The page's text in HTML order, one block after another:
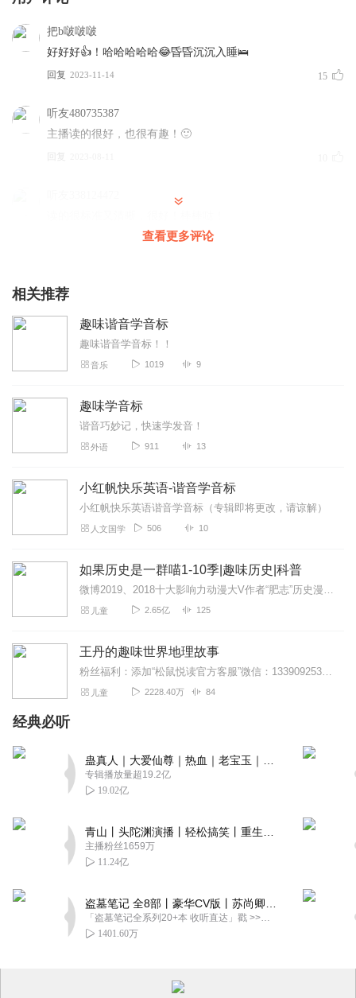
把b啵啵啵
好好好👍！哈哈哈哈哈😂昏昏沉沉入睡🛌
回复 2023-11-14 15
听友480735387
主播读的很好，也很有趣！🙂
回复
泼水歌手术后来就来了没，不能说了算是个头大哥
2023-08-06
听友515211419
2024-07-24
美丽的女孩_6s
2025-07-18
二品武者
消息的人。我猜你刚刚肯定没有读这个数字，甚至没有注意
到里面的小数点。哈，你肯定又回去看了，可是我根本没有
放小数点，回去看的请都赞一个！谁也不要抵赖！抵赖的人
祝你胖二百斤！我猜你现在肯定在默默地复制
239班段懿轩
不好👎不好👎不好👎
回复 2023-08-01
听友341369919
很不错的App，学英语很不错的选择
听友476517475
很好学，我很喜欢他的时候给我发信息。
查看更多评论
相关推荐
趣味谐音学音标
趣味谐音学音标！！
音乐 1019 9
趣味学音标
谐音巧妙记，快速学发音！
外语 911 13
小红帆快乐英语-谐音学音标
小红帆快乐英语谐音学音标（专辑即将更改，请谅解）
人文国学 506 10
如果历史是一群喵1-10季|趣味历史|科普
微博2019、2018十大影响力动漫大V作者“肥志”历史漫画系列！理清纷繁复杂的历史脉络，一本让你读史和撸喵一样轻松的萌漫中国史！微博话题阅读量超20亿，引爆全...
儿童 2.65亿 125
王丹的趣味世界地理故事
粉丝福利：添加“松鼠悦读官方客服”微信：13390925385，朋友圈每周都有“高品质特价图书”推荐、每日育儿知识分享、及粉丝群内与主持人互动的机会哦~新课上线...
儿童 2228.40万 84
经典必听
专辑播放量超19.2亿
19.02亿
主播粉丝1659万
11.24亿
「盗墓笔记全系列20+本 收听直达」戳 >>改编自南派三叔同名作品，腾讯音乐娱乐集团出品，冠声文化制作，...
1401.60万